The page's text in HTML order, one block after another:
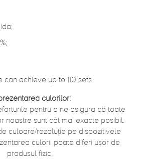
can achieve up to 110 sets.
culorilor:
pentru a ne asigura că toate
noastre sunt cât mai exacte posibil.
culoare/rezoluție pe dispozitivele
culorii poate diferi ușor de
produsul fizic.